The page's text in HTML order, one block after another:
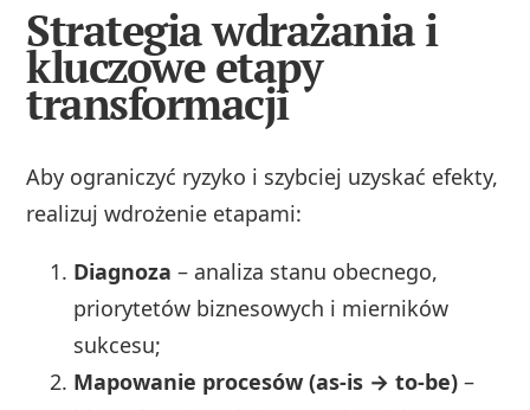
Strategia wdrażania i
kluczowe etapy
transformacji
Aby ograniczyć ryzyko i szybciej uzyskać efekty,
realizuj wdrożenie etapami:
Diagnoza – analiza stanu obecnego,
priorytetów biznesowych i mierników
sukcesu;
Mapowanie procesów (as‑is → to‑be) –